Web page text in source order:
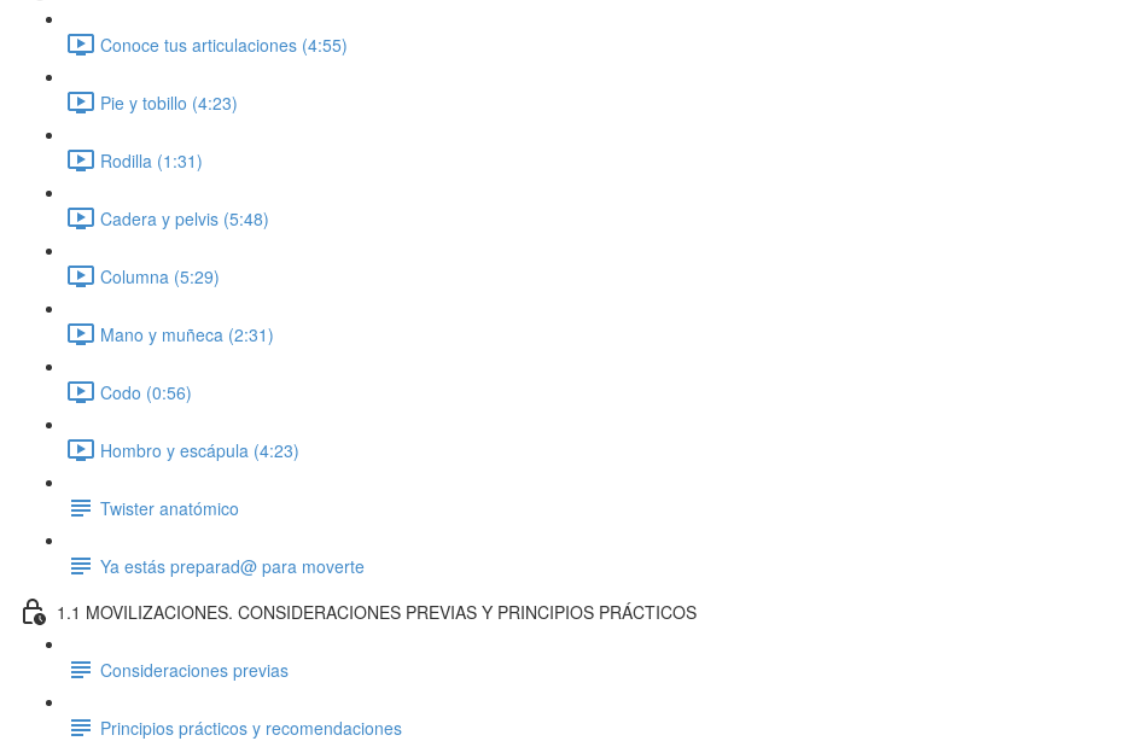
Conoce tus articulaciones (4:55)
Pie y tobillo (4:23)
Rodilla (1:31)
Cadera y pelvis (5:48)
Columna (5:29)
Mano y muñeca (2:31)
Codo (0:56)
Hombro y escápula (4:23)
Twister anatómico
Ya estás preparad@ para moverte
1.1 MOVILIZACIONES. CONSIDERACIONES PREVIAS Y PRINCIPIOS PRÁCTICOS
Consideraciones previas
Principios prácticos y recomendaciones